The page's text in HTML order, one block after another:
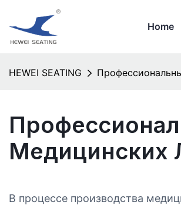
Home
HEWEI SEATING
Медицинских
В процессе производства